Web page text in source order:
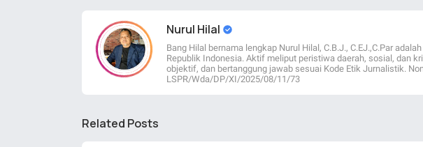
Nurul Hilal
Bang Hilal bernama lengkap Nurul Hilal, C.B.J., C.EJ.,C.Par
Republik Indonesia. Aktif meliput peristiwa daerah, sosial, dan
objektif, dan bertanggung jawab sesuai Kode Etik Jurnalistik.
LSPR/Wda/DP/XI/2025/08/11/73
Related Posts